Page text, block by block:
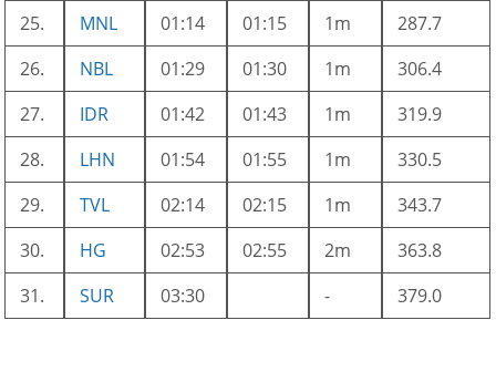
25.
MNL 01:14 01:15 1m
287.7
26.
NBL 01:29 01:30 1m
306.4
27.
IDR 01:42 01:43 1m
319.9
28.
LHN 01:54 01:55 1m
330.5
29.
TVL 02:14 02:15 1m
343.7
30.
HG 02:53 02:55 2m
363.8
31.
SUR 03:30 - 379.0